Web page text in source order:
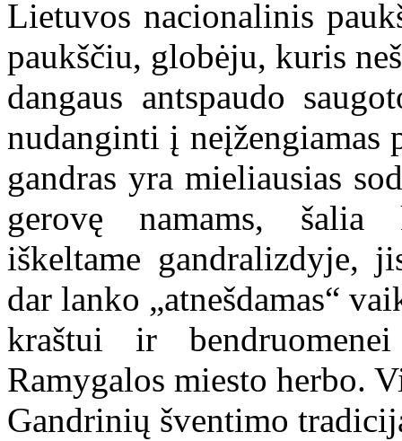
Lietuvos nacionalinis
paukščiu, globėju, kuris
dangaus antspaudo
nudanginti į
gandras yra mieliausias
gerovę namams, šalia
iškeltame gandralizdyje,
dar lanko „atnešdamas“
kraštui ir
Ramygalos miesto herbo.
Gandrinių šventimo